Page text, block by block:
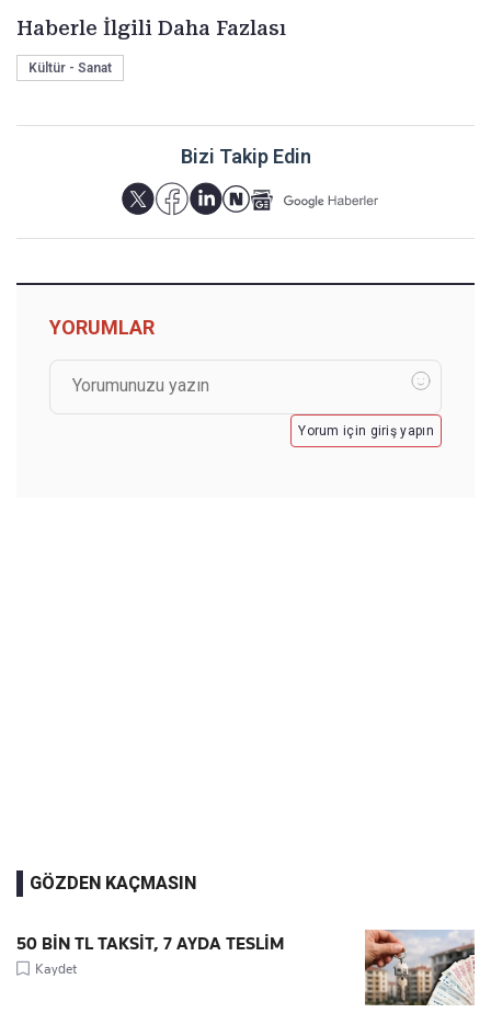
Haberle İlgili Daha Fazlası
Kültür - Sanat
Bizi Takip Edin
YORUMLAR
Yorum için giriş yapın
GÖZDEN KAÇMASIN
50 BİN TL TAKSİT, 7 AYDA TESLİM
Kaydet